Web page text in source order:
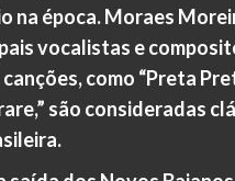
na época. Moraes
vocalistas e
como “Preta
são consideradas